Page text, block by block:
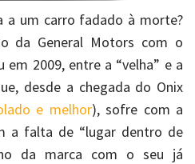
a um carro fadado à morte?
da General Motors com o
em 2009, entre a “velha” e a
desde a chegada do Onix
e melhor), sofre com a
a falta de “lugar dentro de
da marca com o seu já